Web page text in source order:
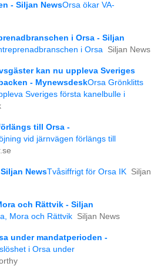
- Siljan NewsOrsa ökar VA-
i Orsa - Siljan
i Orsa Siljan News
kan nu uppleva Sveriges
- MynewsdeskOrsa Grönklitts
Sveriges första kanelbulle i
till Orsa -
vid järnvägen förlängs till
NewsTvåsiffrigt för Orsa IK Siljan
och Rättvik - Siljan
Mora och Rättvik Siljan News
under mandatperioden -
i Orsa under